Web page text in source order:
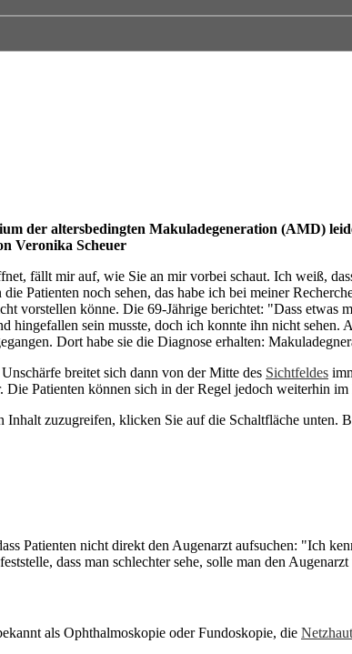
der altersbedingten Makuladegeneration (AMD)
Veronika Scheuer
fällt mir auf, wie Sie an mir vorbei schaut. Ich weiß,
Patienten noch sehen, das habe ich bei meiner
vorstellen könne. Die 69-Jährige berichtet: "Dass etwas
hingefallen sein musste, doch ich konnte ihn nicht
Dort habe sie die Diagnose erhalten:
breitet sich dann von der Mitte des Sichtfeldes
Patienten können sich in der Regel jedoch weiterhin im
Inhalt zuzugreifen, klicken Sie auf die Schaltfläche unten.
Patienten nicht direkt den Augenarzt aufsuchen: "Ich
dass man schlechter sehe, solle man den
als Ophthalmoskopie oder Fundoskopie, die Netzhaut